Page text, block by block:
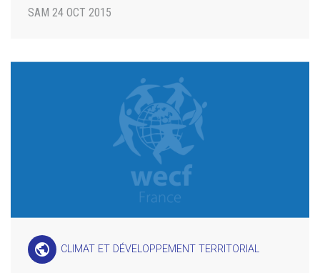
SAM 24 OCT 2015
public CLIMAT ET DÉVELOPPEMENT TERRITORIAL